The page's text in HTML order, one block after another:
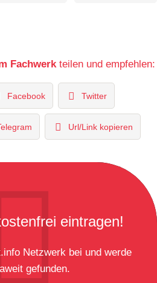
Fachwerk teilen und empfehlen:
Facebook Twitter
Url/Link kopieren
eintragen!
Netzwerk bei und werde
gefunden.